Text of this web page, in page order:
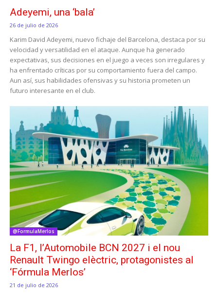
Adeyemi, una ‘bala’
26 de julio de 2026
Karim David Adeyemi, nuevo fichaje del Barcelona, destaca por su
velocidad y versatilidad en el ataque. Aunque ha generado
expectativas, sus decisiones en el juego a veces son irregulares y
ha enfrentado críticas por su comportamiento fuera del campo.
Aun así, sus habilidades ofensivas y su historia prometen un
futuro interesante en el club.
@FormulaMerlos
La F1, l’Automobile BCN 2027 i el nou
Renault Twingo elèctric, protagonistes al
‘Fórmula Merlos’
21 de julio de 2026